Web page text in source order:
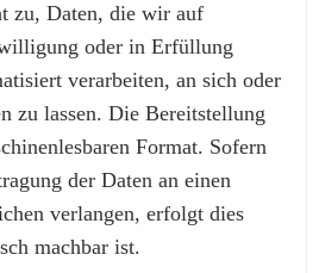
zu, Daten, die wir auf
oder in Erfüllung
verarbeiten, an sich oder
zu lassen. Die Bereitstellung
Format. Sofern
der Daten an einen
verlangen, erfolgt dies
machbar ist.